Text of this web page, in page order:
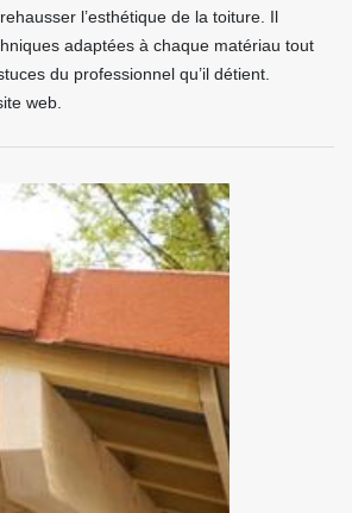
l’esthétique de la toiture. Il
adaptées à chaque matériau tout
du professionnel qu’il détient.
web.